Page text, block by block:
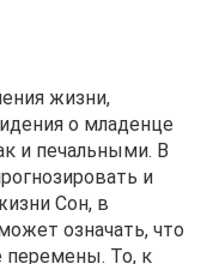
жизни,
о младенце
и печальными. В
и
Сон, в
означать, что
перемены. То, к